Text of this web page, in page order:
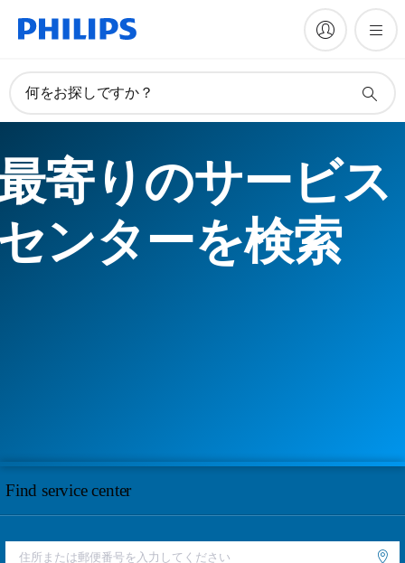
何をお探しですか？
寄りのサービス
ンターを検索
Find service center